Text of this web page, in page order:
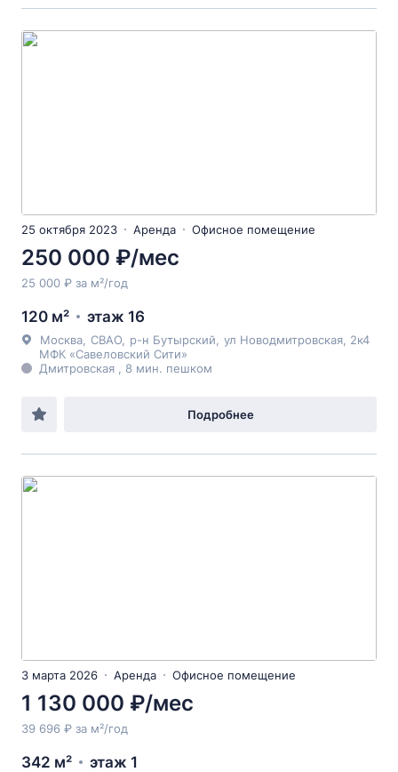
25 октября 2023 Аренда Офисное помещение
250 000 ₽/мес
25 000 ₽ за м²/год
120 м² этаж 16
Москва СВАО р-н Бутырский ул Новодмитровская , 2к4
МФК «Савеловский Сити»
Дмитровская , 8 мин. пешком
Подробнее
3 марта 2026 Аренда Офисное помещение
1 130 000 ₽/мес
39 696 ₽ за м²/год
342 м² этаж 1